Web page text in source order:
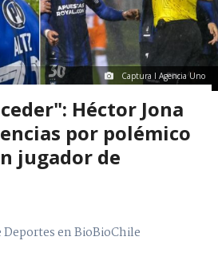
Captura I Agencia Uno
Héctor Jona
por polémico
jugador de
Deportes en BioBioChile